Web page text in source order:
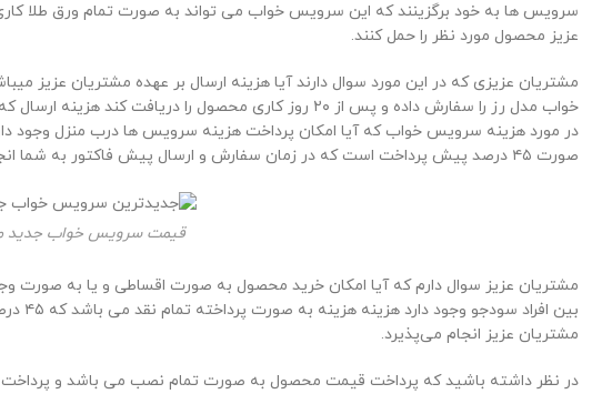
سرویس ها به خود برگزینند که این سرویس خواب می تواند به صورت تمام ورق طلا
عزیز محصول مورد نظر را حمل کنند.
مشتریان عزیزی که در این مورد سوال دارند آیا هزینه ارسال بر عهده مشتریان عزیز
خواب مدل رز را سفارش داده و پس از ۲۰ روز کاری محصول
در مورد هزینه سرویس خواب که آیا امکان پرداخت هزینه سرویس ها درب منزل
صورت ۴۵ درصد پیش پرداخت است که در زمان سفارش و ارسال پیش فاکتور به شما انجام می گیرد مابقی پس از اتمام کار و ارسال به باربری انجام خواهد گرفت.
قیمت سرویس خواب جدید
مشتریان عزیز سوال دارم که آیا امکان خرید محصول به صورت اقساطی و یا به صورت
بین
مشتریان عزیز انجام می‌پذیرد.
در نظر داشته باشید که پرداخت قیمت محصول به صورت تمام نصب می باشد و پرداخت